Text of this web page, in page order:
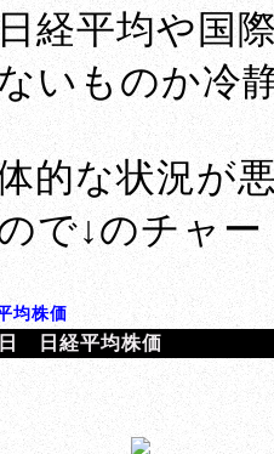
経平均や国
いものか冷
的な状況が
で↓のチャ
均株価
日経平均株価